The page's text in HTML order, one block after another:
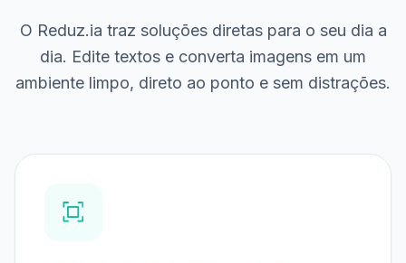
O Reduz.ia traz soluções diretas para o seu dia a
dia. Edite textos e converta imagens em um
ambiente limpo, direto ao ponto e sem distrações.